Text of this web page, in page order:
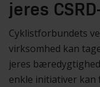
jeres
Cyklistforbundets
virksomhed kan
jeres
enkle initiativer kan